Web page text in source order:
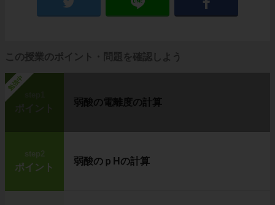
この授業のポイント・問題を確認しよう
勉強中
ポイント
弱酸の電離度の計算
step2
ポイント
弱酸のｐHの計算